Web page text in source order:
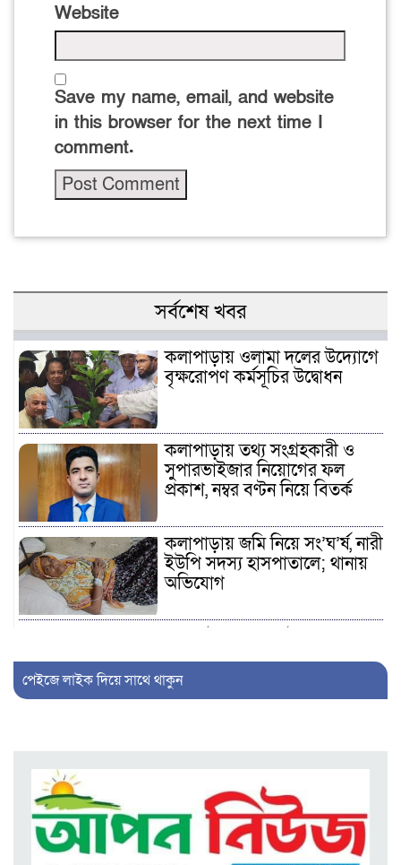
Website
Save my name, email, and website
in this browser for the next time I
comment.
সর্বশেষ খবর
কলাপাড়ায় ওলামা দলের উদ্যোগে
বৃক্ষরোপণ কর্মসূচির উদ্বোধন
কলাপাড়ায় তথ্য সংগ্রহকারী ও
সুপারভাইজার নিয়োগের ফল
প্রকাশ, নম্বর বণ্টন নিয়ে বিতর্ক
কলাপাড়ায় জমি নিয়ে সং’ঘ’র্ষ, নারী
ইউপি সদস্য হাসপাতালে; থানায়
অভিযোগ
জলদস্যুদের হানা, ১২ জেলে
আ’হ’ত, মালামাল লু’ট
দিবস পালিত, ১২ জুলাইযোদ্ধাকে
সংবর্ধনা
আলীপুরে ব্যবসায়ীকে কু’পি’য়ে ও
পি’টি’য়ে জ’খ’মে’র মা’ম’লায়
পেইজে লাইক দিয়ে সাথে থাকুন